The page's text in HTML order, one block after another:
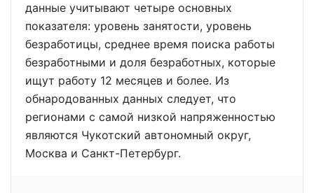
данные учитывают четыре основных
показателя: уровень занятости, уровень
безработицы, среднее время поиска работы
безработными и доля безработных, которые
ищут работу 12 месяцев и более. Из
обнародованных данных следует, что
регионами с самой низкой напряженностью
являются Чукотский автономный округ,
Москва и Санкт-Петербург.